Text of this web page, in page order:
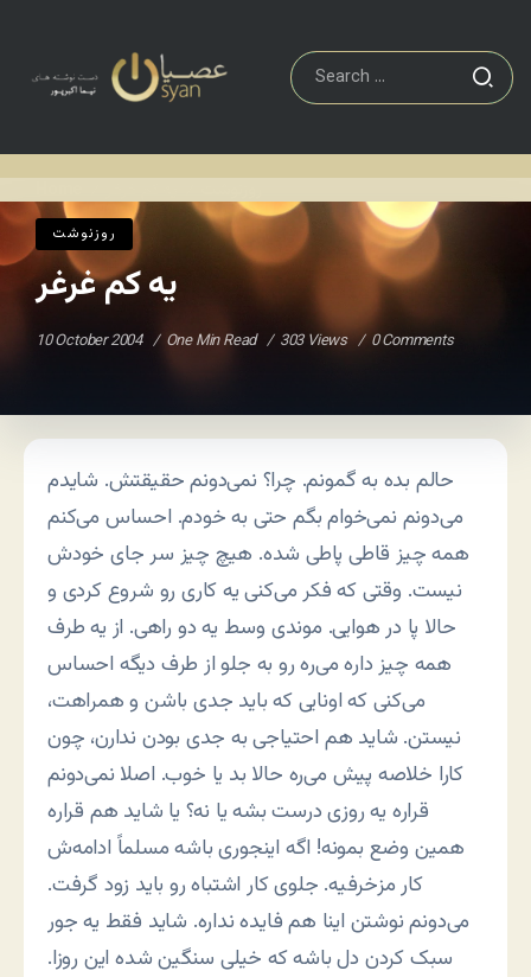
روزنوشت
یه کم غرغر
10 October 2004 One Min Read 303 Views 0 Comments
حالم بده به گمونم. چرا؟ نمی‌دونم حقیقتش. شایدم
می‌دونم نمی‌خوام بگم حتی به خودم. احساس می‌کنم
همه چیز قاطی پاطی شده. هیچ چیز سر جای خودش
نیست. وقتی که فکر می‌کنی یه کاری رو شروع کردی و
حالا پا در هوایی. موندی وسط یه دو راهی. از یه طرف
همه چیز داره می‌ره رو به جلو از طرف دیگه احساس
می‌کنی که اونایی که باید جدی باشن و همراهت،
نیستن. شاید هم احتیاجی به جدی بودن ندارن، چون
کارا خلاصه پیش می‌ره حالا بد یا خوب. اصلا نمی‌دونم
قراره یه روزی درست بشه یا نه؟ یا شاید هم قراره
همین وضع بمونه! اگه اینجوری باشه مسلماً ادامه‌ش
کار مزخرفیه. جلوی کار اشتباه رو باید زود گرفت.
می‌دونم نوشتن اینا هم فایده نداره. شاید فقط یه جور
سبک کردن دل باشه که خیلی سنگین شده این روزا.